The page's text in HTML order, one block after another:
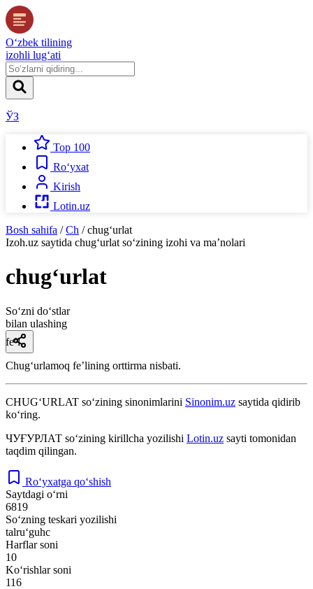
O‘zbek tilining
izohli lug‘ati
ЎЗ
Top 100
Ro‘yxat
Kirish
Lotin.uz
Bosh sahifa / Ch / chug‘urlat
Izoh.uz saytida chug‘urlat so‘zining izohi va ma’nolari
chug‘urlat
So‘zni do‘stlar
bilan ulashing
fe’l
Chugʻurlamoq feʼlining orttirma nisbati.
CHUG‘URLAT so‘zining sinonimlarini Sinonim.uz saytida qidirib
ko‘ring.
ЧУҒУРЛАТ so‘zining kirillcha yozilishi Lotin.uz sayti tomonidan
taqdim qilingan.
Ro‘yxatga qo‘shish
Saytdagi o‘rni
6819
So‘zning teskari yozilishi
talru‘guhc
Harflar soni
10
Ko‘rishlar soni
116